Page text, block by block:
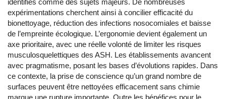
identifiés comme des sujets majeurs. De nombreuses
expérimentations cherchent ainsi à concilier efficacité du
bionettoyage, réduction des infections nosocomiales et baisse
de l’empreinte écologique. L’ergonomie devient également un
axe prioritaire, avec une réelle volonté de limiter les risques
musculosquelettiques des ASH. Les établissements avancent
avec pragmatisme, posant les bases d’évolutions rapides. Dans
ce contexte, la prise de conscience qu’un grand nombre de
surfaces peuvent être nettoyées efficacement sans chimie
marque une rupture importante. Outre les bénéfices pour le